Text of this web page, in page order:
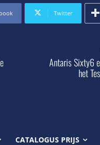
Twitter
Antaris Sixty6
het
CATALOGUS PRIJS